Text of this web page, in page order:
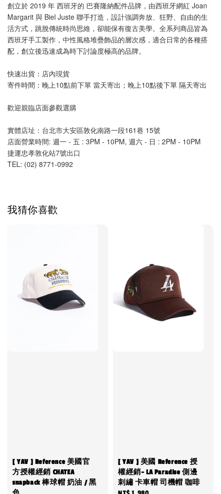
創立於 2019 年 西班牙的 巴賽隆納配件品牌，由西班牙網紅 Joan
Margarit 與 Biel Juste 聯手打造，設計強調奔放、狂野、自由的生
活方式，跳脫傳統時尚思維，卻能保有復古美學。全系列商品皆為
西班牙手工製作，中性風格堆疊飾品的層次感，適合日常的各種搭
配，創立後迅速成為時下討論度極高的品牌。
快速出貨：店內現貨
寄件時間：晚上10點前下單 當天寄出；晚上10點後下單 隔天寄出
歡迎親臨店面參觀選購
實體店址：台北市大安區敦化南路一段161巷 15號
店面營業時間: 週一 - 五 : 3PM - 10PM, 週六 - 日 : 2PM - 10PM
捷運忠孝敦化站7號出口
TEL: (02) 8771-0992
我猜你喜歡
[ YAV ] Reference 美國官
方授權經銷 CHATEA
snapback 棒球帽 奶油 / 黑
[ YAV ] 美國 Reference 授
權經銷- LA Paradise 側邊
刺繡 卡車帽 司機帽 咖啡